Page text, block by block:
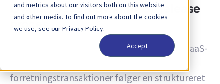
and metrics about our visitors both on this website
and other media. To find out more about the cookies
we use, see our Privacy Policy.
Accept
Qvalias SaaS-udvikling og release
proces
Qvalias udvikling og vedligeholdelse af sin SaaS-
forretningstransaktioner følger en struktureret